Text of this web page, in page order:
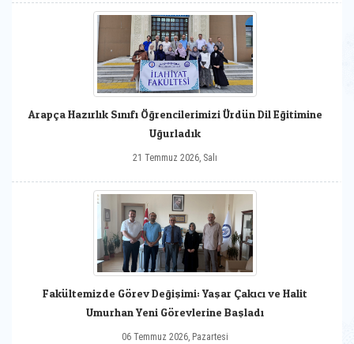
Arapça Hazırlık Sınıfı Öğrencilerimizi Ürdün Dil Eğitimine
Uğurladık
21 Temmuz 2026, Salı
Fakültemizde Görev Değişimi: Yaşar Çakıcı ve Halit
Umurhan Yeni Görevlerine Başladı
06 Temmuz 2026, Pazartesi